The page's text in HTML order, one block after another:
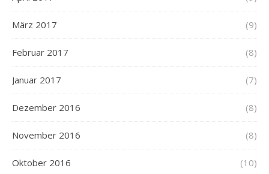
März 2017 (9)
Februar 2017 (8)
Januar 2017 (7)
Dezember 2016 (8)
November 2016 (8)
Oktober 2016 (10)